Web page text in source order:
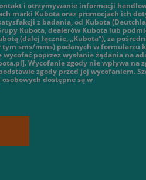
i otrzymywanie informacji
marki Kubota oraz promocjach ich
z badania, od Kubota
Kubota, dealerów Kubota lub
(dalej łącznie, „Kubota”), za
sms/mms) podanych w formularzu
wycofać poprzez wysłanie żądania na
Wycofanie zgody nie wpływa na
zgody przed jej wycofaniem.
dostępne są w